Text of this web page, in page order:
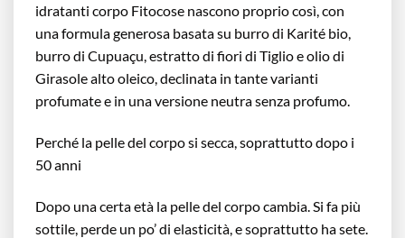
idratanti corpo Fitocose nascono proprio così, con
una formula generosa basata su burro di Karité bio,
burro di Cupuaçu, estratto di fiori di Tiglio e olio di
Girasole alto oleico, declinata in tante varianti
profumate e in una versione neutra senza profumo.
Perché la pelle del corpo si secca, soprattutto dopo i
50 anni
Dopo una certa età la pelle del corpo cambia. Si fa più
sottile, perde un po’ di elasticità, e soprattutto ha sete.